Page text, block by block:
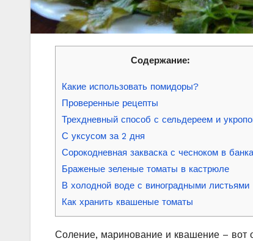
Содержание:
Какие использовать помидоры?
Проверенные рецепты
Трехдневный способ с сельдереем и
С уксусом за 2 дня
Сорокодневная закваска с чесноком в
Браженые зеленые томаты в кастрюле
В холодной воде с виноградными листьями
Как хранить квашеные томаты
Соление, маринование и квашение –